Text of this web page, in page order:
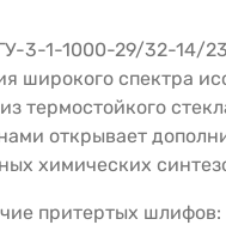
3-1-1000-29/32-14/
спектра
термостойкого
открывает
химических
притертых